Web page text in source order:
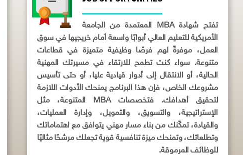
تفتح شهادة MBA المعتمدة من الجامعة
الأمريكية للتعليم العالي أبوابًا واسعة أمام خريجيها في سوق
العمل، موفرةً لهم فرصًا وظيفية متميزة في قطاعات
متنوعة. سواء كنت تطمح للارتقاء في مسيرتك المهنية
الحالية، أو الانتقال إلى أدوار قيادية عليا، أو حتى تأسيس
مشروعك الخاص، فإن هذا البرنامج يمنحك الأدوات اللازمة
لتحقيق أهدافك. فتخصصات MBA المتنوعة، مثل
الإستراتيجية، والتسويق، والتمويل، وإدارة العمليات،
والقيادة، تمكّنك من بناء مسار مهني يتوافق مع اهتماماتك
وتطلعاتك، وتمنحك ميزة تنافسية قوية تجعلك مرشحًا مثاليًا
للوظائف المرموقة.